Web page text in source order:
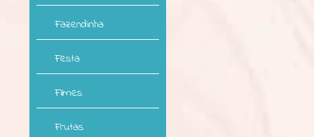
Fazendinha
Festa
Filmes
Frutas